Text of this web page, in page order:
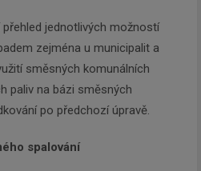
jednotlivých možností
zejména u municipalit a
směsných komunálních
paliv na bázi směsných
po předchozí úpravě.
spalování